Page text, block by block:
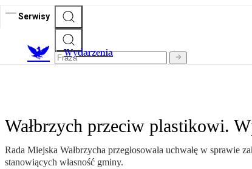
Serwisy
Wydarzenia
Wałbrzych przeciw plastikowi.
Rada Miejska Wałbrzycha przegłosowała uchwałę w
stanowiących własność gminy.